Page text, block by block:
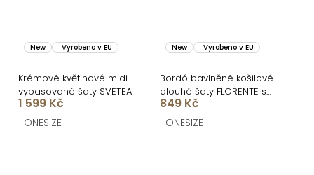
New Vyrobeno v EU
Krémové květinové midi
vypasované šaty SVETEA
1 599 Kč
ONESIZE
New Vyrobeno v EU
Bordó bavlněné košilové
dlouhé šaty FLORENTE s
páskem
849 Kč
ONESIZE